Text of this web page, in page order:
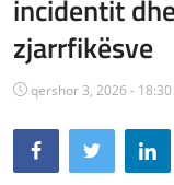
SHQIPERI
KOSOVA
LAJME NGA BOTA
SHOWBIZ
incidentit
zjarrfikësve
qershor 3, 2026 - 18:30